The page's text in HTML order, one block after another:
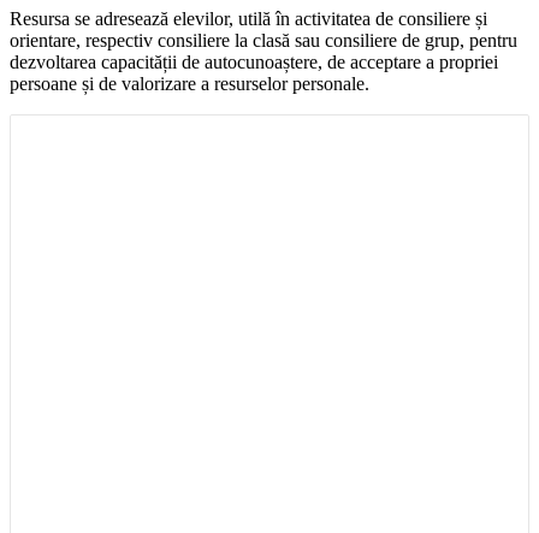
Resursa se adresează elevilor, utilă în activitatea de consiliere și
orientare, respectiv consiliere la clasă sau consiliere de grup, pentru
dezvoltarea capacității de autocunoaștere, de acceptare a propriei
persoane și de valorizare a resurselor personale.